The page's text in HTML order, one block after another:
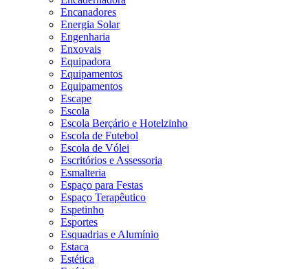
Encanadores
Energia Solar
Engenharia
Enxovais
Equipadora
Equipamentos
Equipamentos
Escape
Escola
Escola Berçário e Hotelzinho
Escola de Futebol
Escola de Vólei
Escritórios e Assessoria
Esmalteria
Espaço para Festas
Espaço Terapêutico
Espetinho
Esportes
Esquadrias e Alumínio
Estaca
Estética